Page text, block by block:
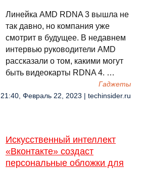
Линейка AMD RDNA 3 вышла не
так давно, но компания уже
смотрит в будущее. В недавнем
интервью руководители AMD
рассказали о том, какими могут
быть видеокарты RDNA 4. …
Гаджеты
21:40, Февраль 22, 2023 | techinsider.ru
Искусственный интеллект
«Вконтакте» создаст
персональные обложки для